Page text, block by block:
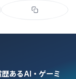
あるAI・ゲーミ